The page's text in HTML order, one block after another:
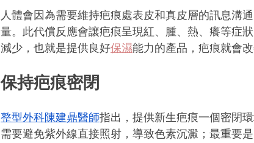
人體會因為需要維持疤痕處表皮和真皮層的訊息溝
量。此代償反應會讓疤痕呈現紅、腫、熱、癢等症
減少，也就是提供良好保濕能力的產品，疤痕就會改
保持疤痕密閉
整型外科陳建鼎醫師指出，提供新生疤痕一個密閉
需要避免紫外線直接照射，導致色素沉澱；最重要